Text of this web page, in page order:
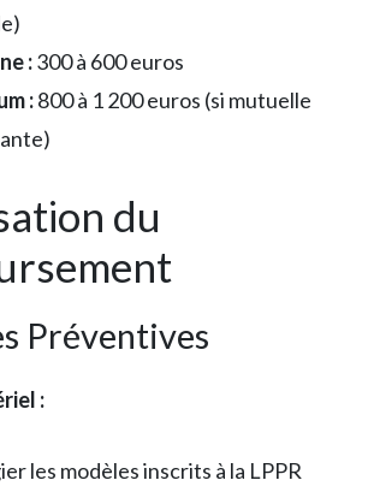
:300 à 600 euros
:800 à 1 200 euros (si mutuelle
du
Préventives
:
les modèles inscrits à la LPPR